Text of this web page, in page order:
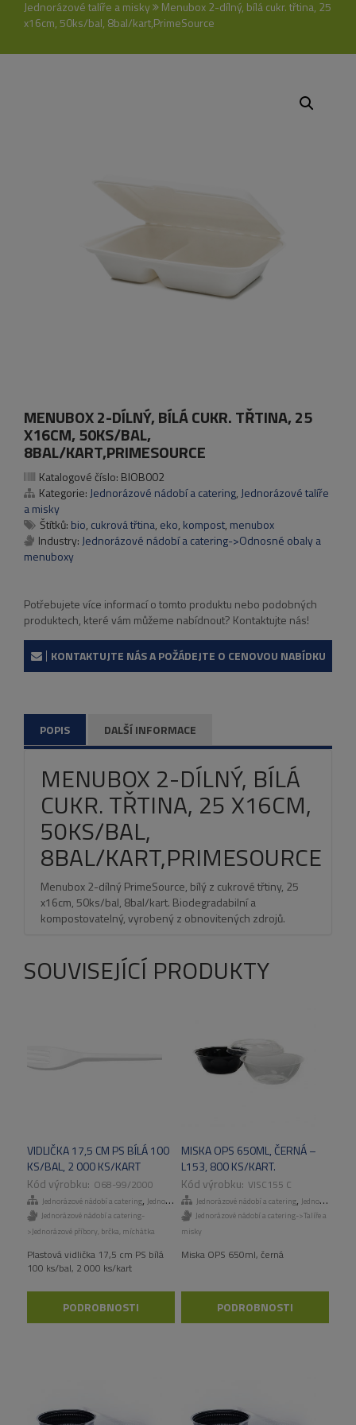
Jednorázové talíře a misky
Menubox 2-dílný, bílá cukr. třtina, 25
x16cm, 50ks/bal, 8bal/kart,PrimeSource
MENUBOX 2-DÍLNÝ, BÍLÁ CUKR. TŘTINA, 25
X16CM, 50KS/BAL,
8BAL/KART,PRIMESOURCE
Katalogové číslo: BIOB002
Kategorie: Jednorázové nádobí a catering, Jednorázové talíře
a misky
Štítků: bio, cukrová třtina, eko, kompost, menubox
Industry: Jednorázové nádobí a catering->Odnosné obaly a
menuboxy
Potřebujete více informací o tomto produktu nebo podobných
produktech, které vám můžeme nabídnout? Kontaktujte nás!
KONTAKTUJTE NÁS A POŽÁDEJTE O CENOVOU NABÍDKU
POPIS DALŠÍ INFORMACE
MENUBOX 2-DÍLNÝ, BÍLÁ
CUKR. TŘTINA, 25 X16CM,
50KS/BAL,
8BAL/KART,PRIMESOURCE
Menubox 2-dílný PrimeSource, bílý z cukrové třtiny, 25
x16cm, 50ks/bal, 8bal/kart. Biodegradabilní a
kompostovatelný, vyrobený z obnovitených zdrojů.
SOUVISEJÍCÍ PRODUKTY
VIDLIČKA 17,5 CM PS BÍLÁ 100
KS/BAL, 2 000 KS/KART
O68-99/2000
Jednorázové nádobí a catering, Jednorázové příbory, brčka, míchátka
Jednorázové nádobí a catering-
>Jednorázové příbory, brčka, míchátka
Plastová vidlička 17,5 cm PS bílá
100 ks/bal, 2 000 ks/kart
PODROBNOSTI
MISKA OPS 650ML, ČERNÁ –
L153, 800 KS/KART.
VISC155 C
Jednorázové nádobí a catering, Jednorázové talíře a misky
Jednorázové nádobí a catering->Talíře a
misky
Miska OPS 650ml, černá
PODROBNOSTI